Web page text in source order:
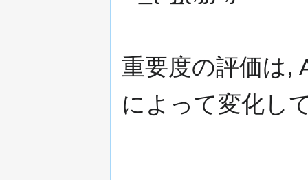
重要度の評価は,
によって変化し